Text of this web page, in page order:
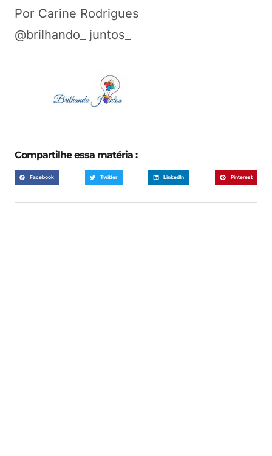
Por Carine Rodrigues
@brilhando_ juntos_
Compartilhe essa matéria :
Facebook Twitter LinkedIn Pinterest